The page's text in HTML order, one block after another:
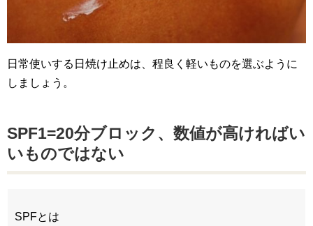
日常使いする日焼け止めは、程良く軽いものを選ぶように
しましょう。
SPF1=20分ブロック、数値が高ければい
いものではない
SPFとは